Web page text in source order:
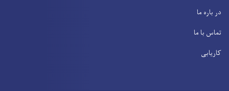
در باره ما
تماس با ما
کاریابی